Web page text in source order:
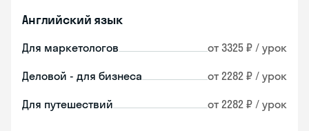
Английский язык
Для маркетологов от 3325 ₽ / урок
Деловой - для бизнеса от 2282 ₽ / урок
Для путешествий от 2282 ₽ / урок